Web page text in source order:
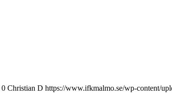
0 Christian D https://www.ifkmalmo.se/wp-content/